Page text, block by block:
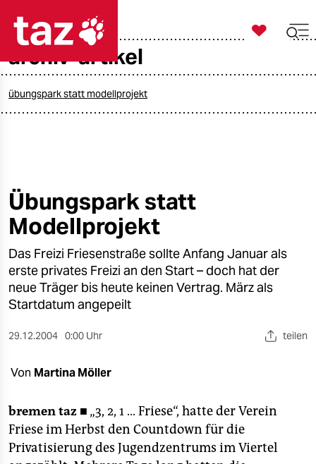
taz zahl ich
öko
gesellschaft
kultur
sport
wahrheit
verlag
verlag

taz zahl ich
archiv-artikel
übungspark statt modellprojekt
Übungspark statt
Modellprojekt
Das Freizi Friesenstraße sollte Anfang Januar als
erste privates Freizi an den Start – doch hat der
neue Träger bis heute keinen Vertrag. März als
Startdatum angepeilt
29.12.2004 0:00 Uhr teilen
Von Martina Möller
brementaz ■ „3, 2, 1 ... Friese“, hatte der Verein
Friese im Herbst den Countdown für die
Privatisierung des Jugendzentrums im Viertel